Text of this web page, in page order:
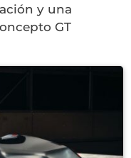
y una
GT